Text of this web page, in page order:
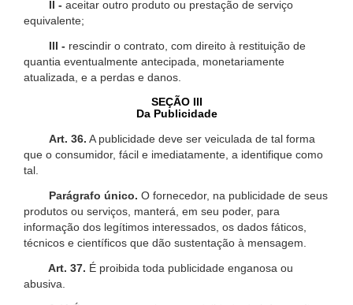
II - aceitar outro produto ou prestação de serviço
equivalente;
III - rescindir o contrato, com direito à restituição de
quantia eventualmente antecipada, monetariamente
atualizada, e a perdas e danos.
SEÇÃO III
Da Publicidade
Art. 36. A publicidade deve ser veiculada de tal forma
que o consumidor, fácil e imediatamente, a identifique como
tal.
Parágrafo único. O fornecedor, na publicidade de seus
produtos ou serviços, manterá, em seu poder, para
informação dos legítimos interessados, os dados fáticos,
técnicos e científicos que dão sustentação à mensagem.
Art. 37. É proibida toda publicidade enganosa ou
abusiva.